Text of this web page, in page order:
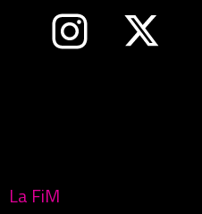
Abre en nuevaAbre
La FiM